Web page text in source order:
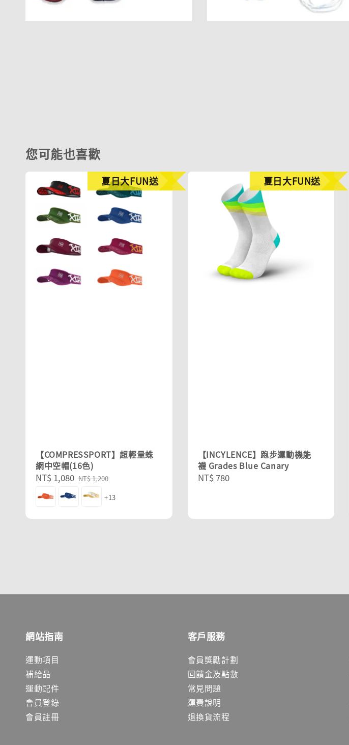
您可能也喜歡
夏日大FUN送
【COMPRESSPORT】超輕量蛛
網中空帽(16色)
Sale
price
NT$ 1,080 Regular
price
NT$ 1,200
+13
夏日大FUN送
【INCYLENCE】跑步運動機能
襪 Grades Blue Canary
Regular
NT$ 780
網站指南
運動項目
補給品
運動配件
會員登錄
會員註冊
客戶服務
會員獎勵計劃
回饋金及點數
常見問題
運費說明
退換貨流程